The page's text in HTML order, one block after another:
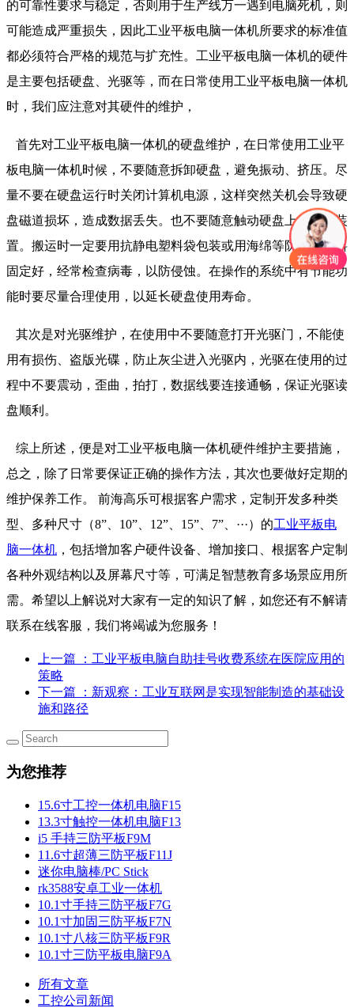
的可靠性要求与稳定，否则用于生产线万一遇到电脑死机，则
可能造成严重损失，因此工业平板电脑一体机所要求的标准值
都必须符合严格的规范与扩充性。工业平板电脑一体机的硬件
是主要包括硬盘、光驱等，而在日常使用工业平板电脑一体机
时，我们应注意对其硬件的维护，
首先对工业平板电脑一体机的硬盘维护，在日常使用工业平
板电脑一体机时候，不要随意拆卸硬盘，避免振动、挤压。尽
量不要在硬盘运行时关闭计算机电源，这样突然关机会导致硬
盘磁道损坏，造成数据丢失。也不要随意触动硬盘上的跳线装
置。搬运时一定要用抗静电塑料袋包装或用海绵等防震压材料
固定好，经常检查病毒，以防侵蚀。在操作的系统中有节能功
能时要尽量合理使用，以延长硬盘使用寿命。
其次是对光驱维护，在使用中不要随意打开光驱门，不能使
用有损伤、盗版光碟，防止灰尘进入光驱内，光驱在使用的过
程中不要震动，歪曲，拍打，数据线要连接通畅，保证光驱读
盘顺利。
综上所述，便是对工业平板电脑一体机硬件维护主要措施，
总之，除了日常要保证正确的操作方法，其次也要做好定期的
维护保养工作。 前海高乐可根据客户需求，定制开发多种类
型、多种尺寸（8”、10”、12”、15”、7”、···）的工业平板电
脑一体机 ，包括增加客户硬件设备、增加接口、根据客户定制
各种外观结构以及屏幕尺寸等，可满足智慧教育多场景应用所
需。希望以上解说对大家有一定的知识了解，如您还有不解请
联系在线客服，我们将竭诚为您服务！
上一篇
：工业平板电脑自助挂号收费系统在医院应用的
策略
下一篇
：新观察：工业互联网是实现智能制造的基础设
施和路径
为您推荐
15.6寸工控一体机电脑F15
13.3寸触控一体机电脑F13
i5 手持三防平板F9M
11.6寸超薄三防平板F11J
迷你电脑棒/PC Stick
rk3588安卓工业一体机
10.1寸手持三防平板F7G
10.1寸加固三防平板F7N
10.1寸八核三防平板F9R
10.1寸三防平板电脑F9A
所有文章
工控公司新闻